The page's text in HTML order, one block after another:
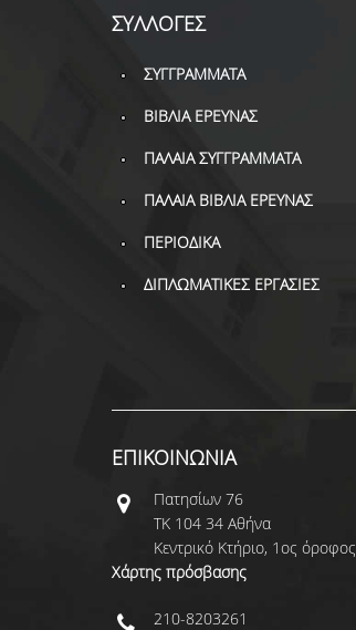
ΣΥΛΛΟΓΕΣ
ΣΥΓΓΡΑΜΜΑΤΑ
ΒΙΒΛΙΑ ΕΡΕΥΝΑΣ
ΠΑΛΑΙΑ ΣΥΓΓΡΑΜΜΑΤΑ
ΠΑΛΑΙΑ ΒΙΒΛΙΑ ΕΡΕΥΝΑΣ
ΠΕΡΙΟΔΙΚΑ
ΔΙΠΛΩΜΑΤΙΚΕΣ ΕΡΓΑΣΙΕΣ
ΕΠΙΚΟΙΝΩΝΙΑ
Πατησίων 76
ΤΚ 104 34 Αθήνα
Κεντρικό Κτήριο, 1ος όροφος
Χάρτης πρόσβασης
210-8203261